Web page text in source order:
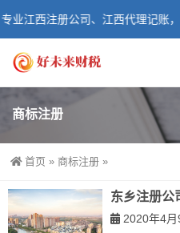
业江西注册公司、江西代理记账，
商标注册
首页 » 商标注册 »
东乡注册公
2020年4